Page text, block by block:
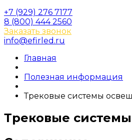
+7 (929) 276 7177
8 (800) 444 2560
Заказать звонок
info@efirled.ru
Главная
Полезная информация
Трековые системы
Трековые